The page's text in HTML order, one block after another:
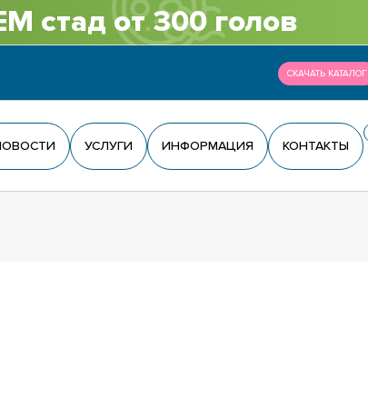
стад от 300 голов
СКАЧАТЬ КАТАЛОГ
УСЛУГИ ИНФОРМАЦИЯ КОНТАКТЫ